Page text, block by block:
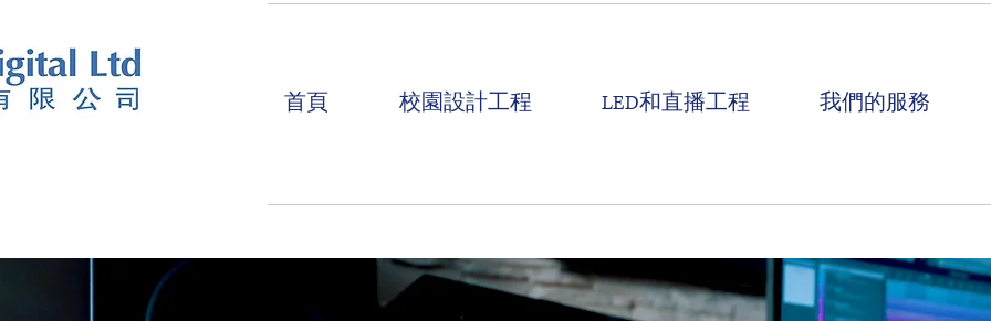
首頁 校園設計工程 LED和直播工程 我們的服務